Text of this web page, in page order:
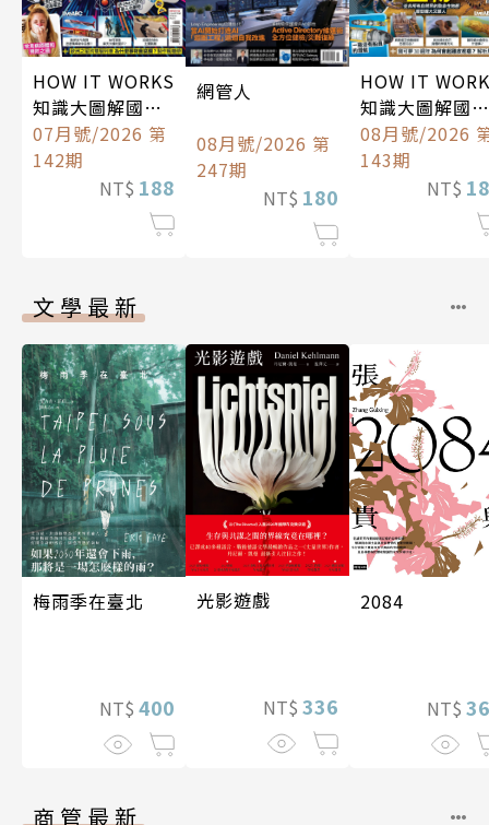
HOW IT WORKS
知識大圖解國際
中文版
07月號/2026 第
142期
NT$ 188
網管人
08月號/2026 第
247期
NT$ 180
HOW IT
知識大圖解國際
中文版
08月號/2026
143期
NT$
文學最新
梅雨季在臺北
NT$ 400
光影遊戲
NT$ 336
2084
NT$
商管最新